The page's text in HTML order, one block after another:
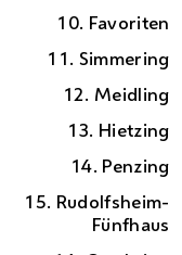
10. Favoriten
11. Simmering
12. Meidling
13. Hietzing
14. Penzing
15. Rudolfsheim-
Fünfhaus